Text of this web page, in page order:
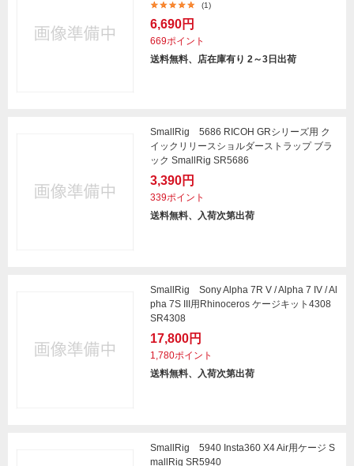
(1)
6,690円
669ポイント
送料無料、店在庫有り 2～3日出荷
SmallRig 5686 RICOH GRシリーズ用 ク
イックリリースショルダーストラップ ブラ
ック SmallRig SR5686
3,390円
339ポイント
送料無料、入荷次第出荷
SmallRig Sony Alpha 7R V / Alpha 7 IV / Al
pha 7S III用Rhinoceros ケージキット4308
SR4308
17,800円
1,780ポイント
送料無料、入荷次第出荷
SmallRig 5940 Insta360 X4 Air用ケージ S
mallRig SR5940